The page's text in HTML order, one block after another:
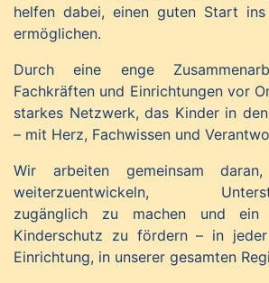
helfen dabei, einen guten Start ins
ermöglichen.
Durch eine enge
Fachkräften und Einrichtungen vor
starkes Netzwerk, das Kinder in
– mit Herz, Fachwissen und
Wir arbeiten gemeinsam daran,
weiterzuentwickeln,
zugänglich zu machen und ein
Kinderschutz zu fördern – in
Einrichtung, in unserer gesamten